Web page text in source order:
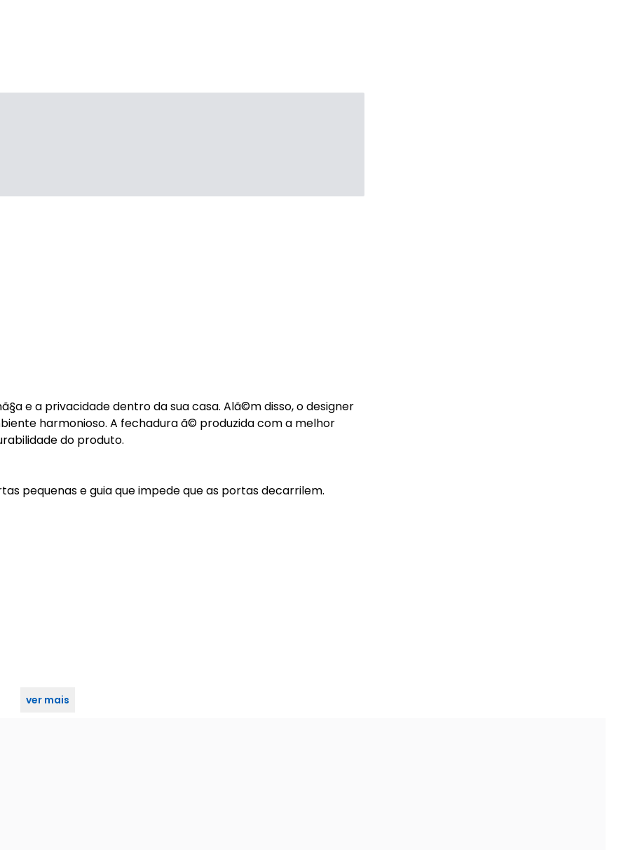
e a privacidade dentro da sua casa. Alã©m disso, o designer
harmonioso. A fechadura ã© produzida com a melhor
do produto.
pequenas e guia que impede que as portas decarrilem.
ver mais